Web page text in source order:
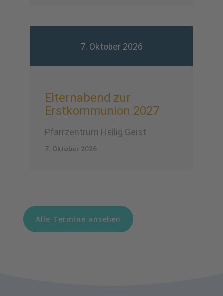
7. Oktober 2026
Elternabend zur
Erstkommunion 2027
Pfarrzentrum Heilig Geist
7. Oktober 2026
Alle Termine ansehen